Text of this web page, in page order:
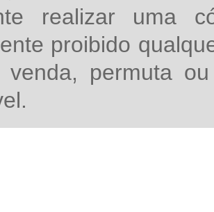
realizar uma
proibido
venda, permuta